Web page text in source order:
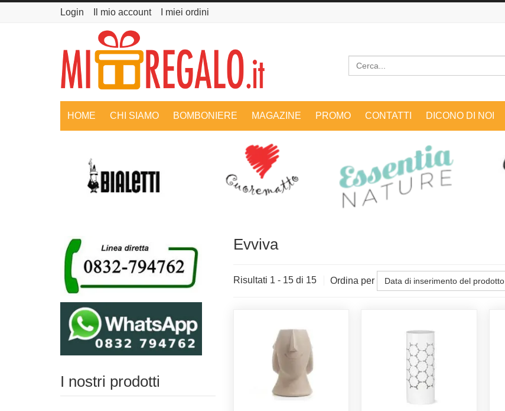
Login Il mio account I miei ordini
Cerca
HOME CHI SIAMO BOMBONIERE MAGAZINE PROMO CONTATTI DICONO DI NOI
Evviva
Risultati 1 - 15 di 15 Ordina per Data di inserimento del prodotto
I nostri prodotti